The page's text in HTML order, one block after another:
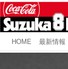
HOME 最新情報